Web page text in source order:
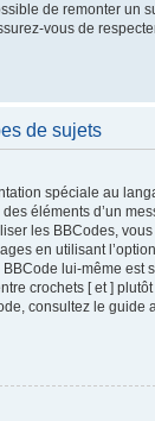
de remonter un
vous de
de sujets
spéciale au
éléments d’un
les BBCodes,
en utilisant
lui-même est
crochets [ et ]
consultez le guide